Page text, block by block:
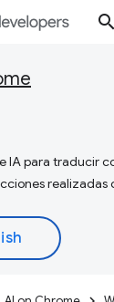
IA para traducir
realizadas